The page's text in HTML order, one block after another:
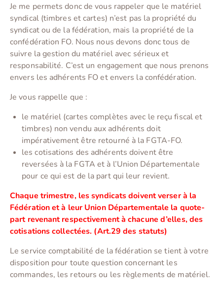
Je me permets donc de vous rappeler que le matériel
syndical (timbres et cartes) n’est pas la propriété du
syndicat ou de la fédération, mais la propriété de la
confédération FO. Nous nous devons donc tous de
suivre la gestion du matériel avec sérieux et
responsabilité. C’est un engagement que nous prenons
envers les adhérents FO et envers la confédération.
Je vous rappelle que :
le matériel (cartes complètes avec le reçu fiscal et
timbres) non vendu aux adhérents doit
impérativement être retourné à la FGTA-FO.
les cotisations des adhérents doivent être
reversées à la FGTA et à l’Union Départementale
pour ce qui est de la part qui leur revient.
Chaque trimestre, les syndicats doivent verser à la
Fédération et à leur Union Départementale la quote-
part revenant respectivement à chacune d’elles, des
cotisations collectées. (Art.29 des statuts)
Le service comptabilité de la fédération se tient à votre
disposition pour toute question concernant les
commandes, les retours ou les règlements de matériel.